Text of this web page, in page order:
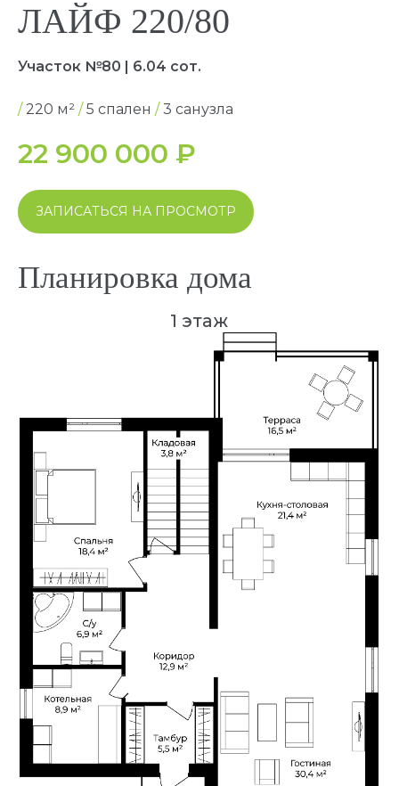
ЛАЙФ 220/80
Участок №80 | 6.04 сот.
/ 220 м² /5 спален /3 санузла
22 900 000 ₽
ЗАПИСАТЬСЯ НА ПРОСМОТР
Планировка дома
1 этаж
2 этаж